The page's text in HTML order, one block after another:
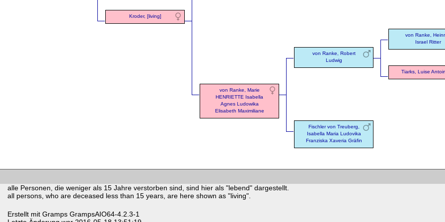
Kroder, [living]
von Ranke, Marie
HENRIETTE Isabella
Agnes Ludowika
Elisabeth Maximiliane
von Ranke, Robert
Ludwig
von Ranke,
Israel Ritter
Tiarks, Luise
Fischler von Treuberg,
Isabella Maria Ludovika
Franziska Xaveria Gräfin
alle Personen, die weniger als 15 Jahre verstorben sind, sind hier als "lebend" dargestellt.
all persons, who are deceased less than 15 years, are here shown as "living".
Erstellt mit Gramps GrampsAIO64-4.2.3-1